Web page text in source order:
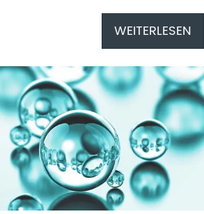
WEITERLESEN